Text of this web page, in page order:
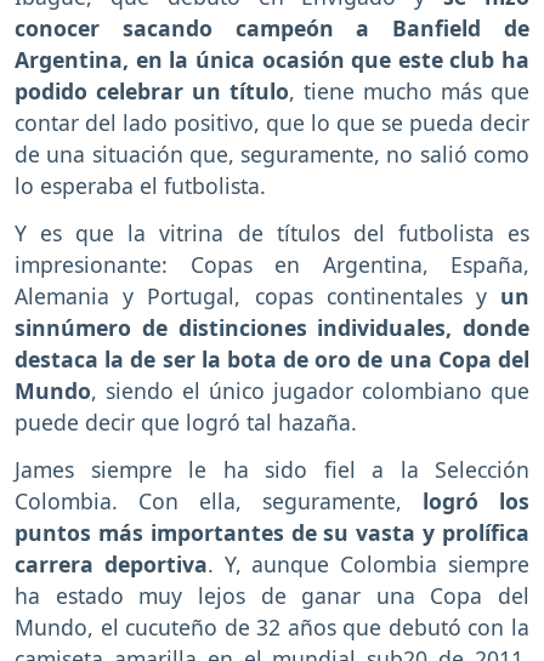
conocer sacando campeón a Banfield de
Argentina, en la única ocasión que este club ha
podido celebrar un título, tiene mucho más que
contar del lado positivo, que lo que se pueda decir
de una situación que, seguramente, no salió como
lo esperaba el futbolista.
Y es que la vitrina de títulos del futbolista es
impresionante: Copas en Argentina, España,
Alemania y Portugal, copas continentales y un
sinnúmero de distinciones individuales, donde
destaca la de ser la bota de oro de una Copa del
Mundo, siendo el único jugador colombiano que
puede decir que logró tal hazaña.
James siempre le ha sido fiel a la Selección
Colombia. Con ella, seguramente, logró los
puntos más importantes de su vasta y prolífica
carrera deportiva. Y, aunque Colombia siempre
ha estado muy lejos de ganar una Copa del
Mundo, el cucuteño de 32 años que debutó con la